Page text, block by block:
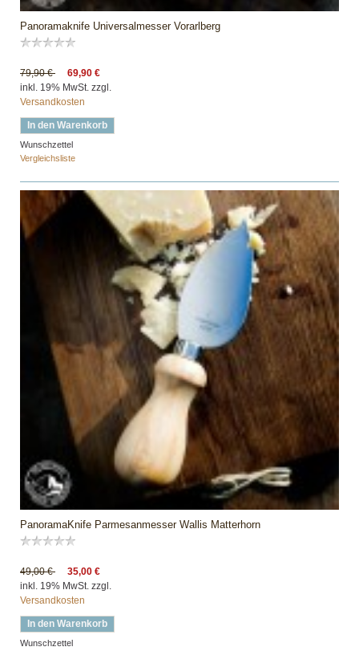
Panoramaknife Universalmesser Vorarlberg
79,90 €
69,90 €
inkl. 19% MwSt. zzgl.
Versandkosten
In den Warenkorb
Wunschzettel
Vergleichsliste
PanoramaKnife Parmesanmesser Wallis Matterhorn
49,00 €
35,00 €
inkl. 19% MwSt. zzgl.
Versandkosten
In den Warenkorb
Wunschzettel